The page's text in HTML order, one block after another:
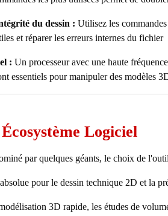
du dessin : Utilisez les
et réparer les erreurs internes du fichier.
: Un processeur avec une haute
essentiels pour manipuler des modèles
Logiciel
par quelques géants, le choix de
pour le dessin technique 2D et la
3D rapide, les études de